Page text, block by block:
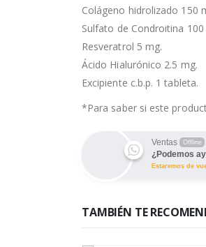
Colágeno hidrolizado 150
Sulfato de Condroitina 100
Resveratrol 5 mg.
Ácido Hialurónico 2.5 mg.
Excipiente c.b.p. 1 tableta.
*Para saber si este
Ventas Offline
¿Podemos
Estaremos de
TAMBIÉN TE